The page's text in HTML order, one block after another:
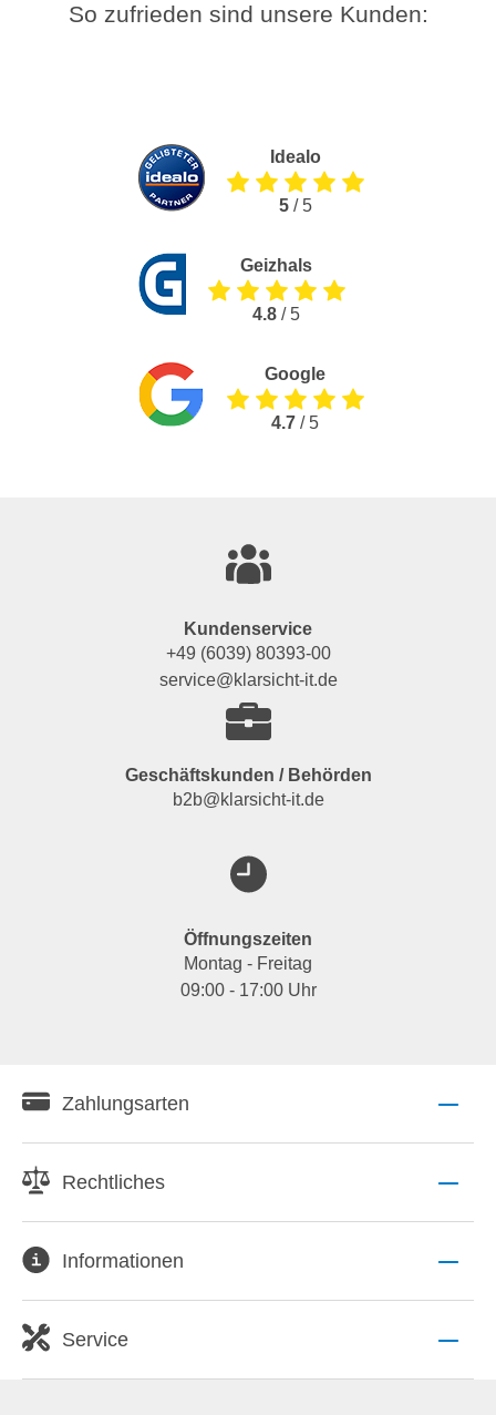
So zufrieden sind unsere Kunden:
Idealo
5/ 5
Geizhals
4.8 / 5
Google
4.7 / 5
Kundenservice
+49 (6039) 80393-00
service@klarsicht-it.de
Geschäftskunden / Behörden
b2b@klarsicht-it.de
Öffnungszeiten
Montag - Freitag
09:00 - 17:00 Uhr
Zahlungsarten
Rechtliches
Informationen
Service